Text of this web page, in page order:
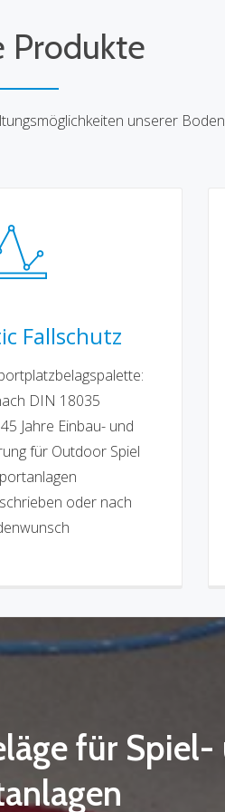
Produkte
unserer
Fallschutz
DIN 18035
Jahre Einbau- und
für Outdoor Spiel
oder nach
für Spiel-